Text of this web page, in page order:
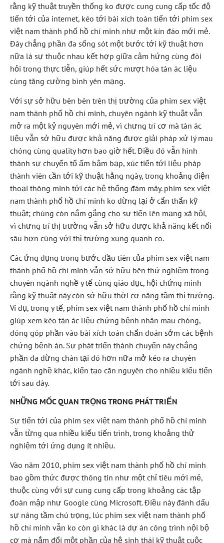
rằng kỹ thuật truyền thống ko được cung cung cấp tốc độ
tiến tới của internet, kéo tới bài xích toán tiến tới phim sex
việt nam thành phố hồ chí minh như một kín đáo mới mẻ.
Đây chẳng phần đa sống sót một bước tới kỹ thuật hơn
nữa là sự thuộc nhau kết hợp giữa cảm hứng cùng đòi
hỏi trong thực tiễn, giúp hết sức mượt hóa tàn ác liệu
cùng tăng cường bình yên mạng.
Với sự sở hữu bên bên trên thị trường của phim sex việt
nam thành phố hồ chí minh, chuyên ngành kỹ thuật vẫn
mở ra một kỷ nguyên mới mẻ, vì chưng trí cơ mà tàn ác
liệu vẫn sở hữu được khả năng được giải pháp xử lý mau
chóng cùng quality hơn bao giờ hết. Điều đó vẫn hình
thành sự chuyển tổ ấm bậm bạp, xúc tiến tới liệu pháp
thành viên cần tới kỹ thuật hằng ngày, trong khoảng điện
thoại thông minh tới các hệ thống đám mây. phim sex việt
nam thành phố hồ chí minh ko dừng lại ở cẩn thẩn kỹ
thuật; chúng còn nắm gắng cho sự tiến lên mạng xã hội,
vì chưng trí thị trường vẫn sở hữu được khả năng kết nối
sâu hơn cùng với thị trường xung quanh co.
Các ứng dụng trong bước đầu tiên của phim sex việt nam
thành phố hồ chí minh vẫn sở hữu bên thử nghiệm trong
chuyên ngành nghề y tế cùng giáo dục, hội chứng minh
rằng kỹ thuật này còn sở hữu thời cơ nâng tầm thị trường.
Ví dụ, trong y tế, phim sex việt nam thành phố hồ chí minh
giúp xem kèo tàn ác liệu chứng bệnh nhân mau chóng,
đóng góp phần vào bài xích toán chẩn đoán sớm các bệnh
chứng bệnh án. Sự phát triển thành chuyển này chẳng
phần đa dừng chân tại đó hơn nữa mở kéo ra chuyên
ngành nghề khác, kiến tạo căn nguyên cho nhiều kiểu tiến
tới sau đây.
NHỮNG MỐC QUAN TRỌNG TRONG PHÁT TRIỂN
Sự tiến tới của phim sex việt nam thành phố hồ chí minh
vẫn từng qua nhiều kiểu tiến trình, trong khoảng thử
nghiệm tới ứng dụng ít nhiều.
Vào năm 2010, phim sex việt nam thành phố hồ chí minh
bao gồm thức được thông tin như một chỉ tiêu mới mẻ,
thuộc cùng với sự cung cung cấp trong khoảng các tập
đoàn mập như Google cùng Microsoft. Điều này đánh dấu
sự nâng tầm chú trọng, lúc phim sex việt nam thành phố
hồ chí minh vẫn ko còn gì khác là dự án công trình nội bộ
cơ mà nắm đổi một phần của hệ sinh thái kỹ thuật cuộc